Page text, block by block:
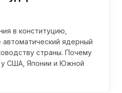
в конституцию,
ядерный
страны. Почему
у США, Японии и Южной